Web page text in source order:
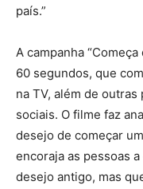
país.”
A campanha
60 segundos, que
na TV, além de
sociais. O filme faz
desejo de começar
encoraja as pessoas
desejo antigo, mas